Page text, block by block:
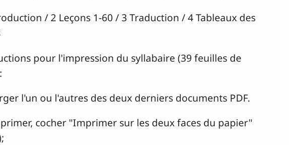
/ 2 Leçons 1-60 / 3 Traduction / 4 Tableaux des
pour l'impression du syllabaire (39 feuilles de
l'un ou l'autres des deux derniers documents PDF.
cocher "Imprimer sur les deux faces du papier"